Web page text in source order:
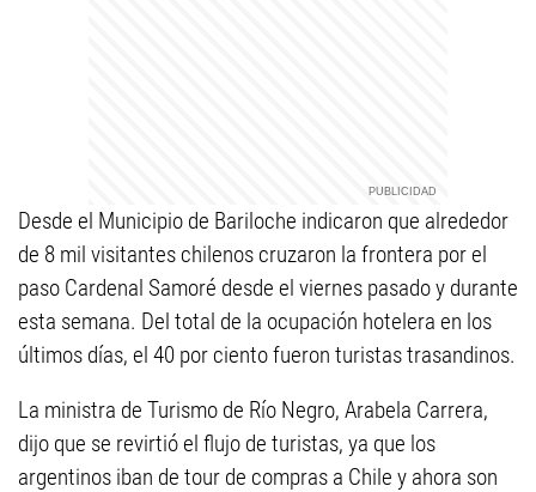
Desde el Municipio de Bariloche indicaron que alrededor
de 8 mil visitantes chilenos cruzaron la frontera por el
paso Cardenal Samoré desde el viernes pasado y durante
esta semana. Del total de la ocupación hotelera en los
últimos días, el 40 por ciento fueron turistas trasandinos.
La ministra de Turismo de Río Negro, Arabela Carrera,
dijo que se revirtió el flujo de turistas, ya que los
argentinos iban de tour de compras a Chile y ahora son